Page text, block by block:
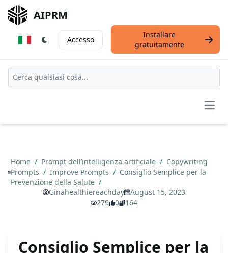
AIPRM
Accesso
Installare
gratuitamente
Home / Prompt dell’intelligenza artificiale / Copywriting
Prompts / Improve Prompts / Consiglio Semplice per la
Prevenzione della Salute /
Ginahealthiereachday
August 15, 2023
279
0 164
Consiglio Semplice per la